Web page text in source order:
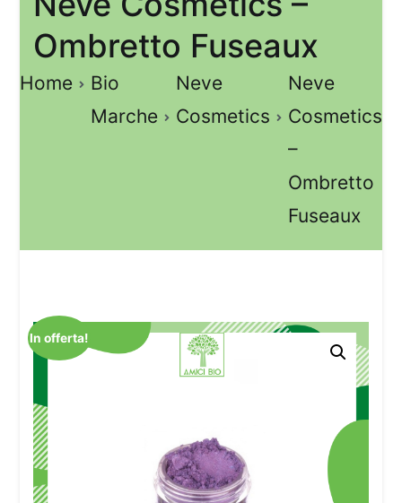
Ombretto Fuseaux
Home
Bio
Marche
Neve
Cosmetics
Neve
Cosmetics
–
Ombretto
Fuseaux
In offerta!